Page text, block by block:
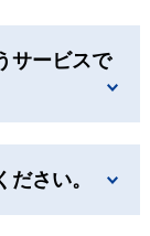
サービスで
さい。